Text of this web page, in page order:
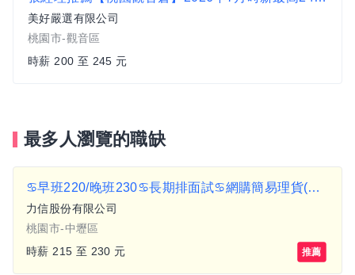
美好嚴選有限公司
桃園市-觀音區
時薪 200 至 245 元
最多人瀏覽的職缺
♋早班220/晚班230♋長期排面試♋網購簡易理貨(近龍南路) A2
力信股份有限公司
桃園市-中壢區
時薪 215 至 230 元
推薦